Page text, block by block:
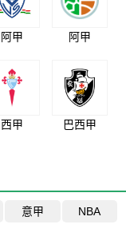
阿甲 阿甲
西甲 巴西甲
意甲 NBA